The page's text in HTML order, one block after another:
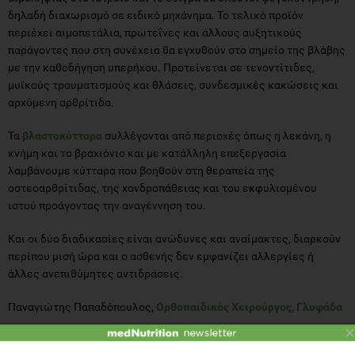
δηλαδή διαχωρισμό σε ειδικό μηχάνημα. Το τελικό προϊόν
περιέχει αιμοπετάλια, πρωτεΐνες και άλλους αυξητικούς
παράγοντες που στη συνέχεια θα εγχυθούν στο σημείο της βλάβης
με την καθοδήγηση υπερήχου. Προτείνεται σε τενοντίτιδες,
μυϊκούς τραυματισμούς και θλάσεις, συνδεσμικές κακώσεις και
αρχόμενη αρθρίτιδα.
Τα βλαστοκύτταρα συλλέγονται από περιοχές όπως η λεκάνη, η
κνήμη και το βραχιόνιο και με κατάλληλη επεξεργασία
λαμβάνουμε κύτταρα που βοηθούν στη θεραπεία της
οστεοαρθρίτιδας, της χονδροπάθειας και του εκφυλισμένου
ιστού προάγοντας την αναγέννηση του.
Και οι δύο διαδικασίες είναι ανώδυνες και αναίμακτες, διαρκούν
περίπου μισή ώρα και ο ασθενής δεν εμφανίζει αλλεργίες ή
άλλες ανεπιθύμητες αντιδράσεις.
Παναγιώτης Παπαδόπουλος, Ορθοπαιδικός Χειρούργος, Γλυφάδα
×